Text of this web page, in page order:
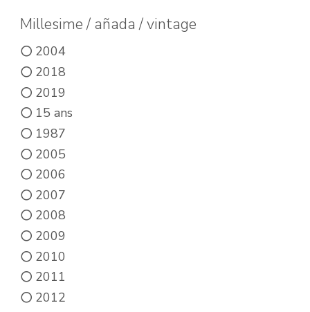
Millesime / añada / vintage
2004
2018
2019
15 ans
1987
2005
2006
2007
2008
2009
2010
2011
2012